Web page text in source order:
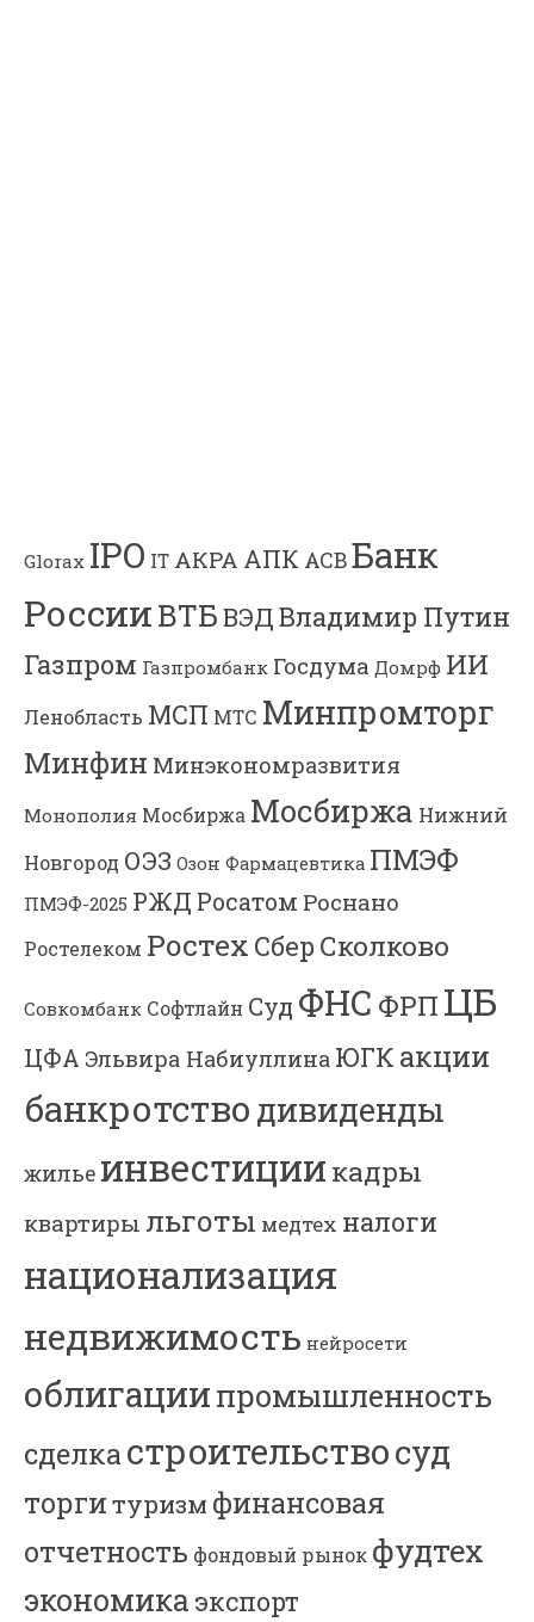
Glorax IPO IT АКРА АПК АСВБанк
РоссииВТБВЭДВладимир Путин
Газпром Газпромбанк Госдума Домрф ИИ
Ленобласть МСП МТС Минпромторг
Минфин Минэкономразвития
Монополия Мосбиржа Мосбиржа Нижний
Новгород ОЭЗ Озон Фармацевтика ПМЭФ
ПМЭФ-2025 РЖД Росатом Роснано
Ростелеком Ростех Сбер Сколково
Совкомбанк Софтлайн Суд ФНС ФРП ЦБ
ЦФА Эльвира Набиуллина ЮГК акции
банкротство дивиденды
жилье инвестиции кадры
квартиры льготы медтех налоги
национализация
недвижимость нейросети
облигациипромышленность
сделкастроительствосуд
торгитуризм финансовая
отчетность фондовый рынок фудтех
экономика экспорт